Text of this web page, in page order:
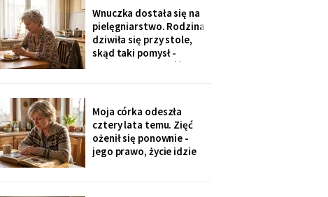
jedenaście podpisów.
Rozpoznałam charakter
pisma córki - ma tu
kawalerkę pod wynajem.
„Mamo, bez przesady
Wnuczka dostała się na
pielęgniarstwo. Rodzina
dziwiła się przy stole,
skąd taki pomysł -
przecież mogła „iść na
podnosząc głowy znad
talerza: „bo widziałam,
jak babcia trzy lata
zajmowała się dziadkiem.
Też chcę tak
Moja córka odeszła
cztery lata temu. Zięć
ożenił się ponownie -
jego prawo, życie idzie